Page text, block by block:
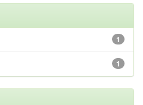
1
1